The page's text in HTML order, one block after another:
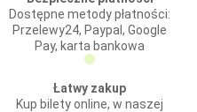
Dostępne metody płatności:
Przelewy24, Paypal, Google
Pay, karta bankowa
Łatwy zakup
Kup bilety online, w naszej